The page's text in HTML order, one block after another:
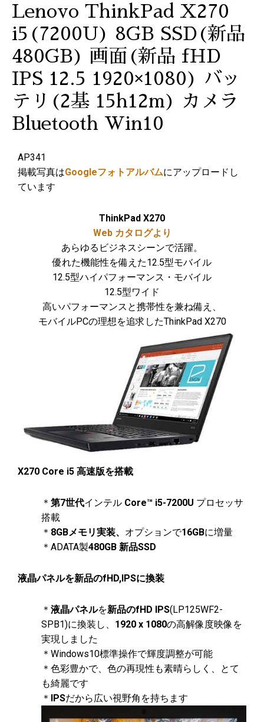
Lenovo ThinkPad X270
i5(7200U) 8GB SSD(新品
480GB) 画面(新品 fHD
IPS 12.5 1920×1080) バッ
テリ(2基 15h12m) カメラ
Bluetooth Win10
AP341
掲載写真はGoogleフォトアルバムにアップロードし
ています
ThinkPad X270
Web カタログより
あらゆるビジネスシーンで活躍。
優れた機能性を備えた12.5型モバイル
12.5型ハイパフォーマンス・モバイル
12.5型ワイド
高いパフォーマンスと携帯性を兼ね備え、
モバイルPCの理想を追求したThinkPad X270
X270 Core i5 高速版を搭載
＊ 第7世代インテル Core™ i5-7200U プロセッサ
搭載
＊ 8GBメモリ実装、 オプションで16GBに増量
＊ADATA製480GB 新品SSD
液晶パネルを新品のfHD,IPSに換装
＊ 液晶パネルを新品のfHD IPS(LP125WF2-
SPB1)に換装し、 1920 x 1080の高解像度映像を
実現しました
＊Windows10標準操作で輝度調整が可能
＊色彩豊かで、色の再現性も素晴らしく、とて
も綺麗です
＊
IPSだから広い視野角を持ちます